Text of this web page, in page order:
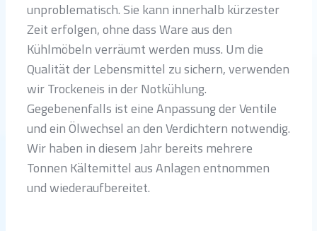
unproblematisch. Sie kann innerhalb kürzester
Zeit erfolgen, ohne dass Ware aus den
Kühlmöbeln verräumt werden muss. Um die
Qualität der Lebensmittel zu sichern, verwenden
wir Trockeneis in der Notkühlung.
Gegebenenfalls ist eine Anpassung der Ventile
und ein Ölwechsel an den Verdichtern notwendig.
Wir haben in diesem Jahr bereits mehrere
Tonnen Kältemittel aus Anlagen entnommen
und wiederaufbereitet.